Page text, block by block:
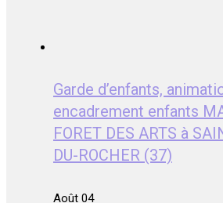
Garde d’enfants,
encadrement enfants
FORET DES ARTS à
DU-ROCHER (37)
Août 04